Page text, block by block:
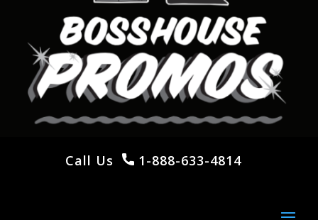
Call Us 1-888-633-4814